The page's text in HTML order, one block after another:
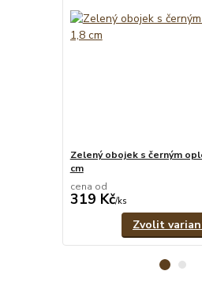
Zelený obojek s černým
cm
cena od
319 Kč/ks
Zvolit